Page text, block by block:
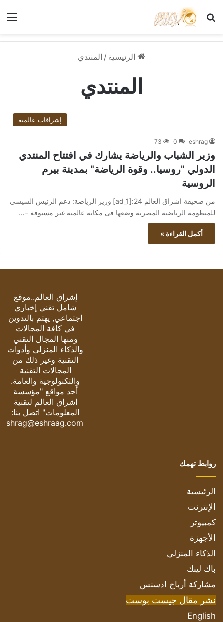
بحث عن
الرئيسية / المنتدي
المنتدي
إشراقات عالمية
eshrag
0
73
وزير الشباب والرياضة يشارك في افتتاح المنتدي
الدولي "روسيا.. وقوة الرياضة" بمدينة بيرم
الروسية
من صحيفة اشراق العالم 24:[ad_1] وزير الرياضة: دعم الرئيس السيسي
للمنظومة الرياضية المصرية وضعها فى مكانة عالمية غير مسبوقة –…
أكمل القراءة »
إشراق العالم..موقع
شامل تقني إخباري
اجتماعي, يهتم بالتدوين
في كافة المجالات
ومنها المجال التقني
والذكاء المنزلي وأدوات
التقنية وغير ذلك من
المجالات التقنية
والتكنولوجية والعامة.
أحد مواقع "مؤسسة
اشراق العالم لتقنية
المعلومات" اتصل بنا:
eshrag@eshraag.com
روابط تهمك
الرئيسية
الإنترنت
كمبيوتر
الأجهزة
الذكاء المنزلي
باك لينك
مشاركة أرباح ادسنس
نشر مقال جيست بوست
English